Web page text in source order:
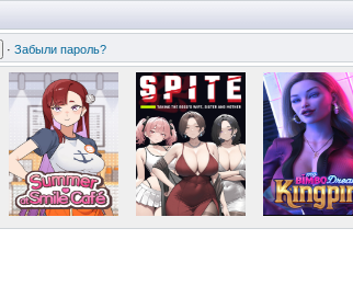
· Забыли пароль?